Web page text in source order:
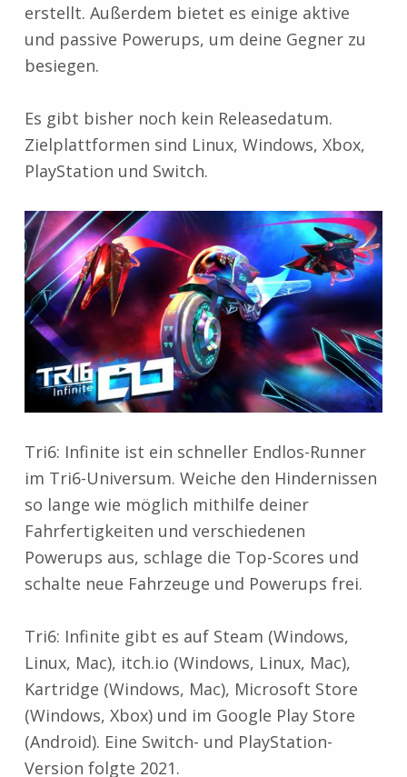
erstellt. Außerdem bietet es einige aktive
und passive Powerups, um deine Gegner zu
besiegen.
Es gibt bisher noch kein Releasedatum.
Zielplattformen sind Linux, Windows, Xbox,
PlayStation und Switch.
Tri6: Infinite ist ein schneller Endlos-Runner
im Tri6-Universum. Weiche den Hindernissen
so lange wie möglich mithilfe deiner
Fahrfertigkeiten und verschiedenen
Powerups aus, schlage die Top-Scores und
schalte neue Fahrzeuge und Powerups frei.
Tri6: Infinite gibt es auf Steam (Windows,
Linux, Mac), itch.io (Windows, Linux, Mac),
Kartridge (Windows, Mac), Microsoft Store
(Windows, Xbox) und im Google Play Store
(Android). Eine Switch- und PlayStation-
Version folgte 2021.